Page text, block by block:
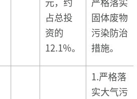
占总投
资的
12.1%。
固体废物
污染防治
措施。
1.严格落
实大气污